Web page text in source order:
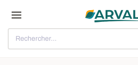
Rechercher...